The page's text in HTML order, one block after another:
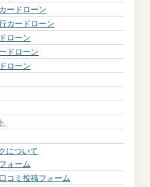
ードローン
カードローン
ローン
ドローン
ローン
について
ォーム
コミ投稿フォーム